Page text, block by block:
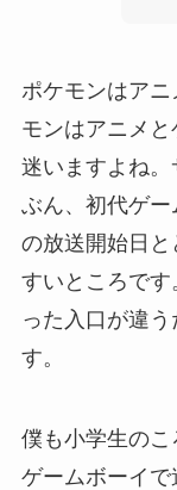
ポケモンはア
モンはアニメ
迷いますよね
ぶん、初代ゲ
の放送開始日
すいところで
った入口が違
す。
僕も小学生の
ゲームボーイ